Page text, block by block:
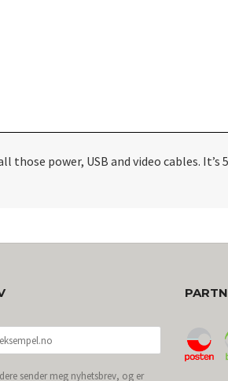
power, USB and video cables. It’s
sender meg nyhetsbrev, og er